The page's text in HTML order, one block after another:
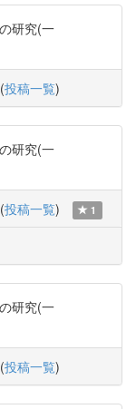
研究(一
(投稿一覧)
研究(一
(投稿一覧) 1
研究(一
(投稿一覧)